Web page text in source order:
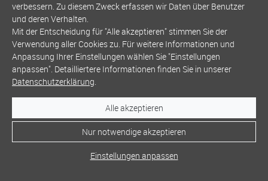
verbessern. Zu diesem Zweck erfassen wir Daten über Benutzer
und deren Verhalten.
Mit der Entscheidung für "Alle akzeptieren" stimmen Sie der
Verwendung aller Cookies zu. Für weitere Informationen und
Anpassung Ihrer Einstellungen wählen Sie "Einstellungen
anpassen". Detailliertere Informationen finden Sie in unserer
Datenschutzerklärung.
Alle akzeptieren
Nur notwendige akzeptieren
Einstellungen anpassen